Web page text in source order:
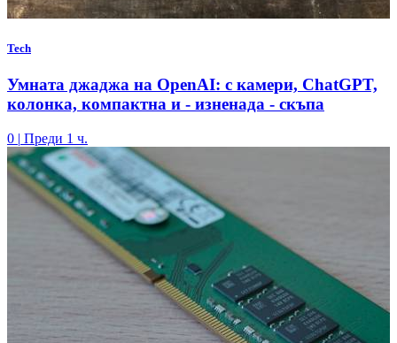
Tech
Умната джаджа на OpenAI: с камери, ChatGPT,
колонка, компактна и - изненада - скъпа
0 | Преди 1 ч.